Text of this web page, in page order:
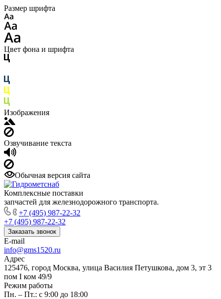
Размер шрифта
Цвет фона и шрифта
Изображения
Озвучивание текста
Обычная версия сайта
Комплексные поставки
запчастей для железнодорожного транспорта.
+7 (495) 987-22-32
+7 (495) 987-22-32
Заказать звонок
E-mail
info@gms1520.ru
Адрес
125476, город Москва, улица Василия Петушкова, дом 3, эт 3
пом I ком 49/9
Режим работы
Пн. – Пт.: с 9:00 до 18:00